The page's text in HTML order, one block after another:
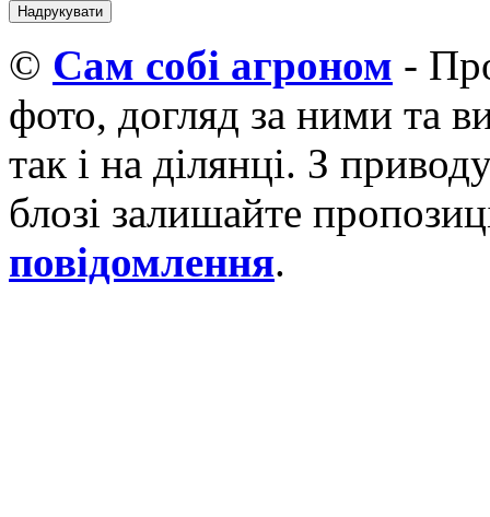
© Cам собі агроном -
фото, догляд за ними та
так і на ділянці. З
блозі залишайте
повідомлення.